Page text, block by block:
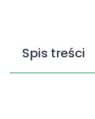
Spis treści